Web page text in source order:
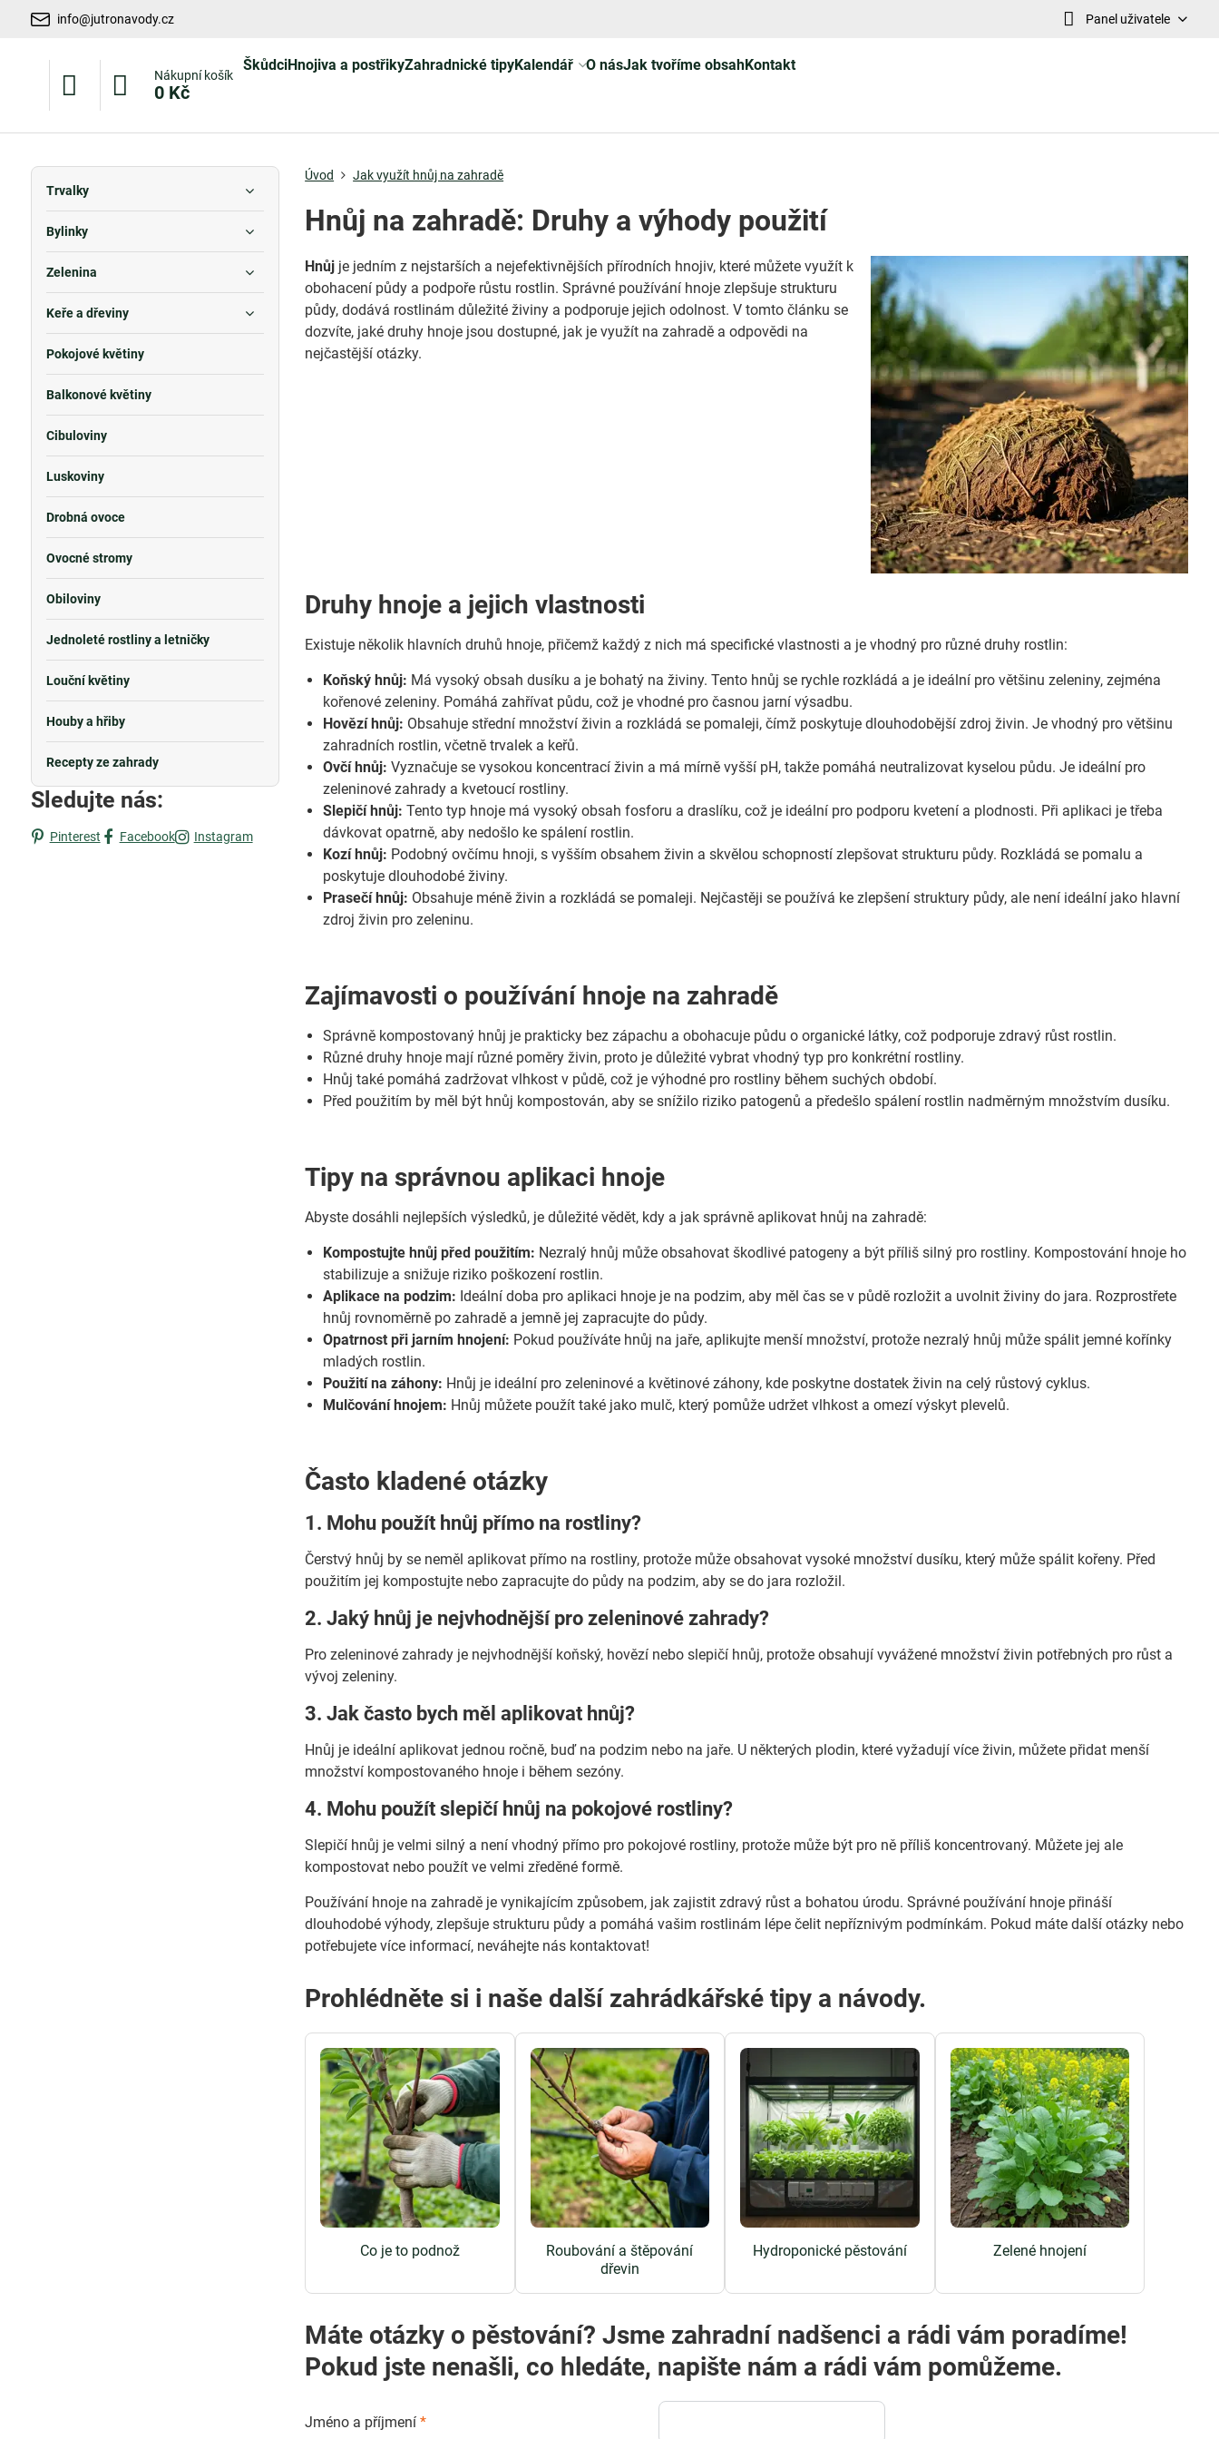
info@jutronavody.cz Panel uživatele
Nákupní košík
0 Kč
ŠkůdciHnojiva a postřikyZahradnické tipyKalendář O násJak tvoříme obsahKontakt
Úvod Jak využít hnůj na zahradě
Hnůj na zahradě: Druhy a výhody použití
Hnůj je jedním z nejstarších a nejefektivnějších přírodních hnojiv, které můžete využít k
obohacení půdy a podpoře růstu rostlin. Správné používání hnoje zlepšuje strukturu
půdy, dodává rostlinám důležité živiny a podporuje jejich odolnost. V tomto článku se
dozvíte, jaké druhy hnoje jsou dostupné, jak je využít na zahradě a odpovědi na
nejčastější otázky.
Druhy hnoje a jejich vlastnosti
Existuje několik hlavních druhů hnoje, přičemž každý z nich má specifické vlastnosti a je vhodný pro různé druhy rostlin:
Koňský hnůj: Má vysoký obsah dusíku a je bohatý na živiny. Tento hnůj se rychle rozkládá a je ideální pro většinu zeleniny, zejména
kořenové zeleniny. Pomáhá zahřívat půdu, což je vhodné pro časnou jarní výsadbu.
Hovězí hnůj: Obsahuje střední množství živin a rozkládá se pomaleji, čímž poskytuje dlouhodobější zdroj živin. Je vhodný pro většinu
zahradních rostlin, včetně trvalek a keřů.
Ovčí hnůj: Vyznačuje se vysokou koncentrací živin a má mírně vyšší pH, takže pomáhá neutralizovat kyselou půdu. Je ideální pro
zeleninové zahrady a kvetoucí rostliny.
Slepičí hnůj: Tento typ hnoje má vysoký obsah fosforu a draslíku, což je ideální pro podporu kvetení a plodnosti. Při aplikaci je třeba
dávkovat opatrně, aby nedošlo ke spálení rostlin.
Kozí hnůj: Podobný ovčímu hnoji, s vyšším obsahem živin a skvělou schopností zlepšovat strukturu půdy. Rozkládá se pomalu a
poskytuje dlouhodobé živiny.
Prasečí hnůj: Obsahuje méně živin a rozkládá se pomaleji. Nejčastěji se používá ke zlepšení struktury půdy, ale není ideální jako hlavní
zdroj živin pro zeleninu.
Zajímavosti o používání hnoje na zahradě
Správně kompostovaný hnůj je prakticky bez zápachu a obohacuje půdu o organické látky, což podporuje zdravý růst rostlin.
Různé druhy hnoje mají různé poměry živin, proto je důležité vybrat vhodný typ pro konkrétní rostliny.
Hnůj také pomáhá zadržovat vlhkost v půdě, což je výhodné pro rostliny během suchých období.
Před použitím by měl být hnůj kompostován, aby se snížilo riziko patogenů a předešlo spálení rostlin nadměrným množstvím dusíku.
Tipy na správnou aplikaci hnoje
Abyste dosáhli nejlepších výsledků, je důležité vědět, kdy a jak správně aplikovat hnůj na zahradě:
Kompostujte hnůj před použitím: Nezralý hnůj může obsahovat škodlivé patogeny a být příliš silný pro rostliny. Kompostování hnoje ho
stabilizuje a snižuje riziko poškození rostlin.
Aplikace na podzim: Ideální doba pro aplikaci hnoje je na podzim, aby měl čas se v půdě rozložit a uvolnit živiny do jara. Rozprostřete
hnůj rovnoměrně po zahradě a jemně jej zapracujte do půdy.
Opatrnost při jarním hnojení: Pokud používáte hnůj na jaře, aplikujte menší množství, protože nezralý hnůj může spálit jemné kořínky
mladých rostlin.
Použití na záhony: Hnůj je ideální pro zeleninové a květinové záhony, kde poskytne dostatek živin na celý růstový cyklus.
Mulčování hnojem: Hnůj můžete použít také jako mulč, který pomůže udržet vlhkost a omezí výskyt plevelů.
Často kladené otázky
1. Mohu použít hnůj přímo na rostliny?
Čerstvý hnůj by se neměl aplikovat přímo na rostliny, protože může obsahovat vysoké množství dusíku, který může spálit kořeny. Před
použitím jej kompostujte nebo zapracujte do půdy na podzim, aby se do jara rozložil.
2. Jaký hnůj je nejvhodnější pro zeleninové zahrady?
Pro zeleninové zahrady je nejvhodnější koňský, hovězí nebo slepičí hnůj, protože obsahují vyvážené množství živin potřebných pro růst a
vývoj zeleniny.
3. Jak často bych měl aplikovat hnůj?
Hnůj je ideální aplikovat jednou ročně, buď na podzim nebo na jaře. U některých plodin, které vyžadují více živin, můžete přidat menší
množství kompostovaného hnoje i během sezóny.
4. Mohu použít slepičí hnůj na pokojové rostliny?
Slepičí hnůj je velmi silný a není vhodný přímo pro pokojové rostliny, protože může být pro ně příliš koncentrovaný. Můžete jej ale
kompostovat nebo použít ve velmi zředěné formě.
Používání hnoje na zahradě je vynikajícím způsobem, jak zajistit zdravý růst a bohatou úrodu. Správné používání hnoje přináší
dlouhodobé výhody, zlepšuje strukturu půdy a pomáhá vašim rostlinám lépe čelit nepříznivým podmínkám. Pokud máte další otázky nebo
potřebujete více informací, neváhejte nás kontaktovat!
Prohlédněte si i naše další zahrádkářské tipy a návody.
Co je to podnož
Roubování a štěpování
dřevin
Hydroponické pěstování Zelené hnojení
Máte otázky o pěstování? Jsme zahradní nadšenci a rádi vám poradíme!
Pokud jste nenašli, co hledáte, napište nám a rádi vám pomůžeme.
Jméno a příjmení*
Trvalky
Bylinky
Zelenina
Keře a dřeviny
Pokojové květiny
Balkonové květiny
Cibuloviny
Luskoviny
Drobná ovoce
Ovocné stromy
Obiloviny
Jednoleté rostliny a letničky
Louční květiny
Houby a hřiby
Recepty ze zahrady
Sledujte nás:
Pinterest Facebook Instagram